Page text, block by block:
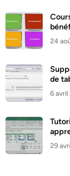
24
de
6 avril
29